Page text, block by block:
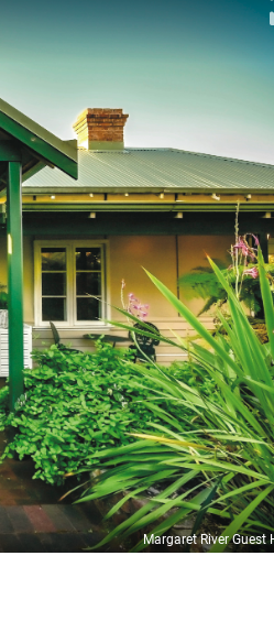
Margaret River Guest